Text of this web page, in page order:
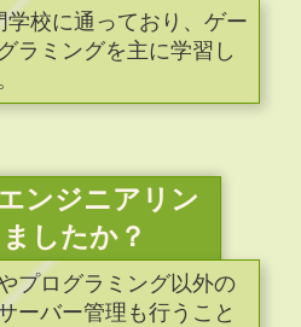
学校に通っており、ゲー
ラミングを主に学習し
ンジニアリン
したか？
プログラミング以外の
ーバー管理も行うこと